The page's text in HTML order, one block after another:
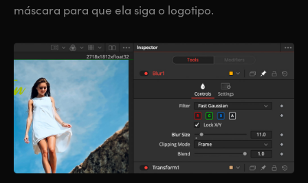
máscara para que ela siga o logotipo.